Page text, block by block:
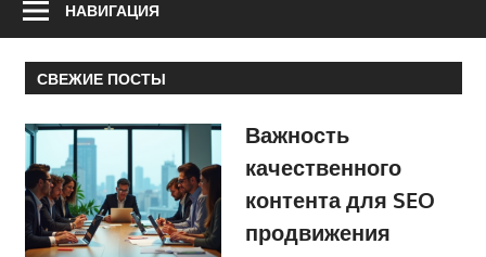
НАВИГАЦИЯ
СВЕЖИЕ ПОСТЫ
Важность
качественного
контента для SEO
продвижения